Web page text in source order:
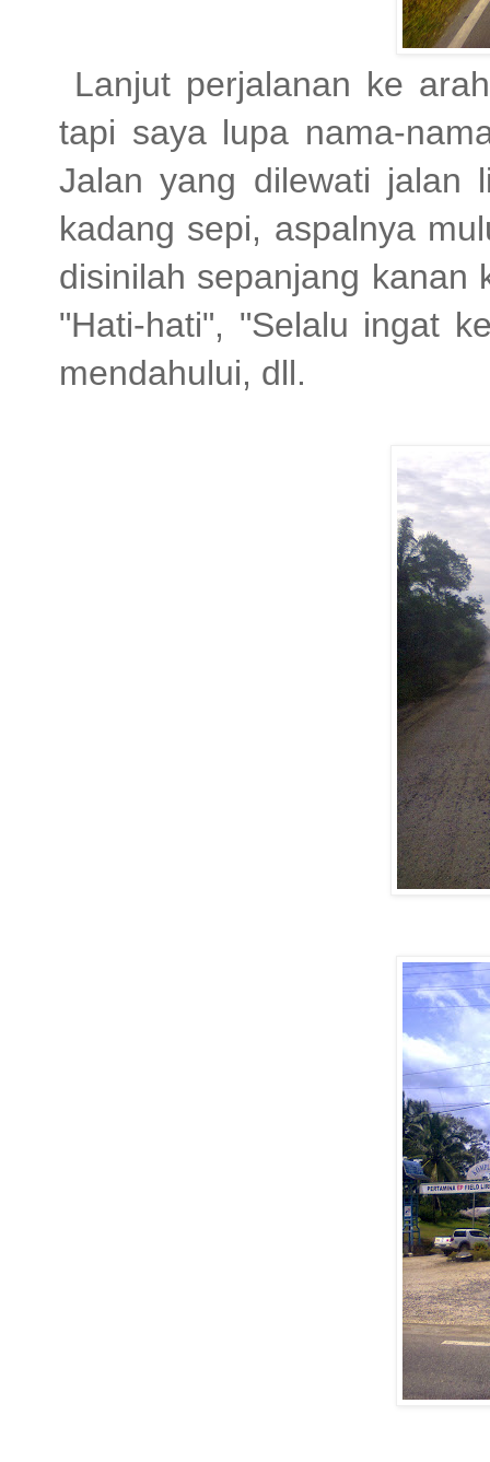
Lanjut perjalanan ke
tapi saya lupa nama-
Jalan yang dilewati jalan
kadang sepi, aspalnya
disinilah sepanjang kanan
"Hati-hati", "Selalu ingat
mendahului, dll.